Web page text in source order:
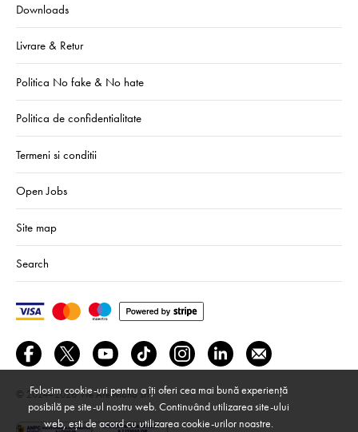
Downloads
Livrare & Retur
Politica No fake & No hate
Politica de confidentialitate
Termeni si conditii
Open Jobs
Site map
Search
© 2024–2026 We Are Mono srl
Folosim cookie-uri pentru a îți oferi cea mai bună experiență
posibilă pe site-ul nostru web. Continuând utilizarea site-ului
web, ești de acord cu utilizarea cookie-urilor noastre.